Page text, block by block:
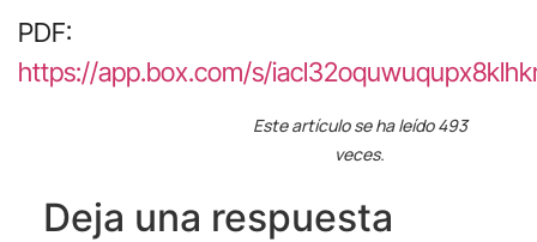
PDF:
https://app.box.com/s/
Este artículo se ha leído 493
veces.
Deja una respuesta